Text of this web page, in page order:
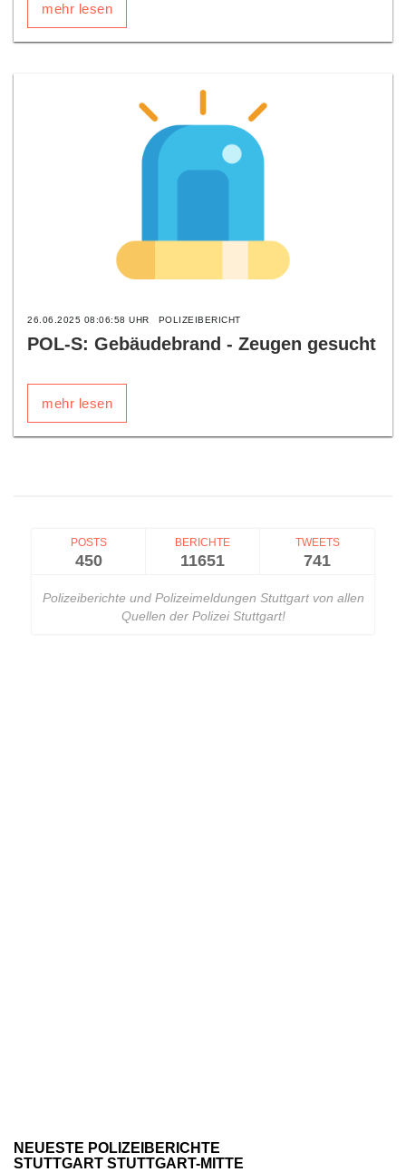
mehr lesen
26.06.2025 08:06:58 UHR POLIZEIBERICHT
POL-S: Gebäudebrand - Zeugen gesucht
mehr lesen
POSTS
450
BERICHTE
11651
TWEETS
741
Polizeiberichte und Polizeimeldungen Stuttgart von allen
Quellen der Polizei Stuttgart!
NEUESTE POLIZEIBERICHTE
STUTTGART STUTTGART-MITTE